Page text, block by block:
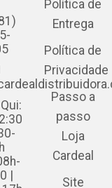
|
Política de
Entrega
Política de
Privacidade
Passo a
passo
Loja
Cardeal
Site